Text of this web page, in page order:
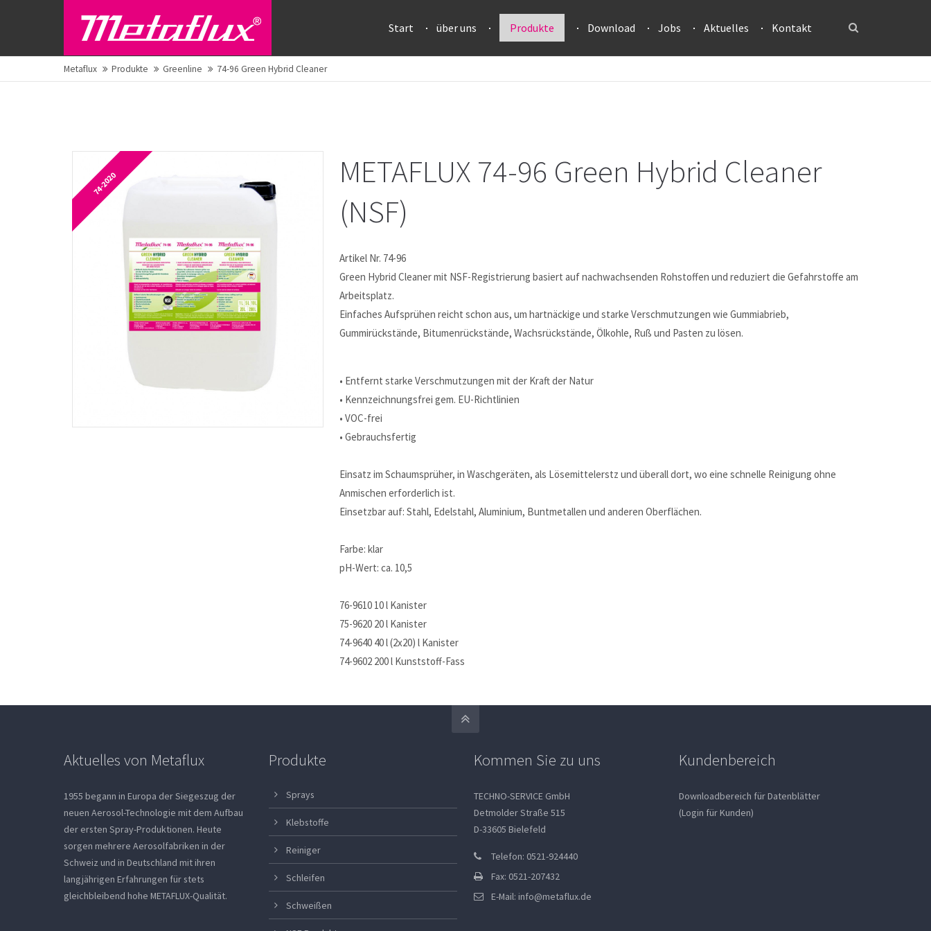
Start über uns Produkte Download Jobs Aktuelles Kontakt
Metaflux Produkte Greenline 74-96 Green Hybrid Cleaner
74-2020
METAFLUX 74-96 Green Hybrid Cleaner
(NSF)
Artikel Nr. 74-96
Green Hybrid Cleaner mit NSF-Registrierung basiert auf nachwachsenden Rohstoffen und reduziert die Gefahrstoffe am
Arbeitsplatz.
Einfaches Aufsprühen reicht schon aus, um hartnäckige und starke Verschmutzungen wie Gummiabrieb,
Gummirückstände, Bitumenrückstände, Wachsrückstände, Ölkohle, Ruß und Pasten zu lösen.
• Entfernt starke Verschmutzungen mit der Kraft der Natur
• Kennzeichnungsfrei gem. EU-Richtlinien
• VOC-frei
• Gebrauchsfertig
Einsatz im Schaumsprüher, in Waschgeräten, als Lösemittelerstz und überall dort, wo eine schnelle Reinigung ohne
Anmischen erforderlich ist.
Einsetzbar auf: Stahl, Edelstahl, Aluminium, Buntmetallen und anderen Oberflächen.
Farbe: klar
pH-Wert: ca. 10,5
76-9610 10 l Kanister
75-9620 20 l Kanister
74-9640 40 l (2x20) l Kanister
74-9602 200 l Kunststoff-Fass
Aktuelles von Metaflux
1955 begann in Europa der Siegeszug der
neuen Aerosol-Technologie mit dem Aufbau
der ersten Spray-Produktionen. Heute
sorgen mehrere Aerosolfabriken in der
Schweiz und in Deutschland mit ihren
langjährigen Erfahrungen für stets
gleichbleibend hohe METAFLUX-Qualität.
Produkte
Sprays
Klebstoffe
Reiniger
Schleifen
Schweißen
Kommen Sie zu uns
TECHNO-SERVICE GmbH
Detmolder Straße 515
D-33605 Bielefeld
Telefon: 0521-924440
Fax: 0521-207432
E-Mail:info@metaflux.de
Kundenbereich
Downloadbereich für Datenblätter
(Login für Kunden)